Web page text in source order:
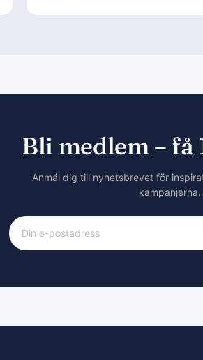
Bli medlem – få
Anmäl dig till nyhetsbrevet för
kampanjerna.